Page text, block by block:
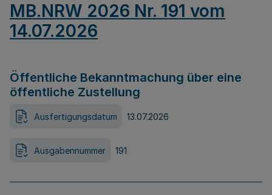
MB.NRW 2026 Nr. 191 vom
14.07.2026
Öffentliche Bekanntmachung über eine
öffentliche Zustellung
Ausfertigungsdatum 13.07.2026
Ausgabennummer 191